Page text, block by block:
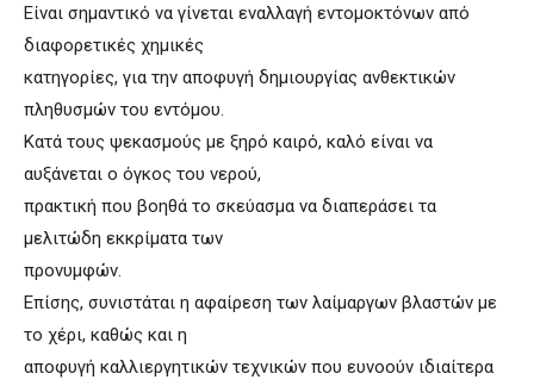
Είναι σημαντικό να γίνεται εναλλαγή εντομοκτόνων από
διαφορετικές χημικές
κατηγορίες, για την αποφυγή δημιουργίας ανθεκτικών
πληθυσμών του εντόμου.
Κατά τους ψεκασμούς με ξηρό καιρό, καλό είναι να
αυξάνεται ο όγκος του νερού,
πρακτική που βοηθά το σκεύασμα να διαπεράσει τα
μελιτώδη εκκρίματα των
προνυμφών.
Επίσης, συνιστάται η αφαίρεση των λαίμαργων βλαστών με
το χέρι, καθώς και η
αποφυγή καλλιεργητικών τεχνικών που ευνοούν ιδιαίτερα